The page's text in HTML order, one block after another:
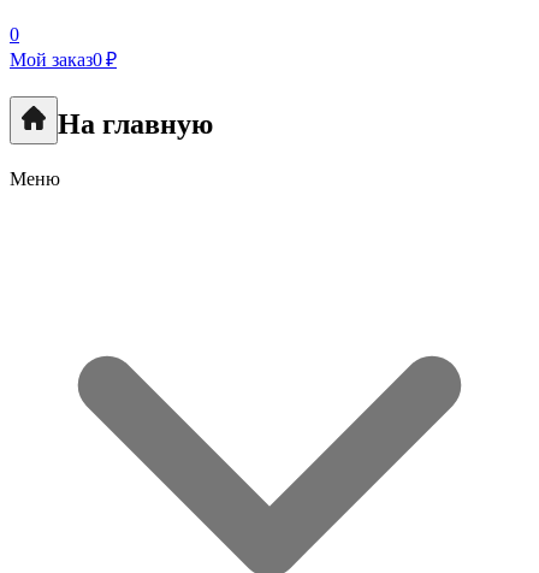
0
Мой заказ0 ₽
На главную
Меню